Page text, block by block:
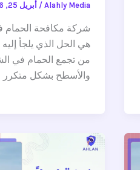
Alahly Media
/ أبريل 25, 2026
شركة مكافحة الحمام
هي الحل الذي يلجأ
من تجمع الحمام في
والأسطح بشكل متكرر